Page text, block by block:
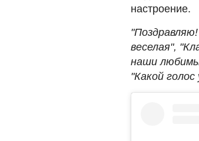
настроение.
веселая",
наши
"Какой